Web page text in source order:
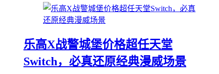
乐高X战警城堡价格超任天堂
Switch，必真还原经典漫威场景